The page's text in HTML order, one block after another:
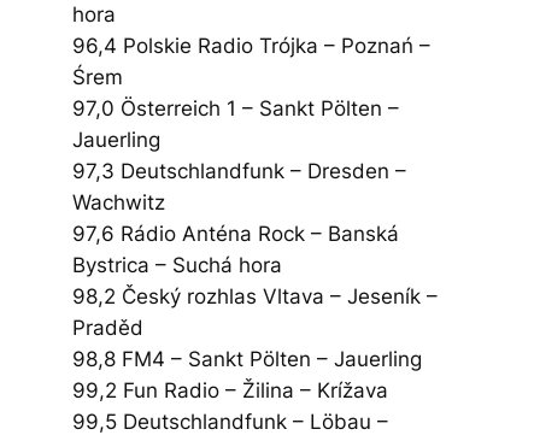
hora
96,4 Polskie Radio Trójka – Poznań –
Śrem
97,0 Österreich 1 – Sankt Pölten –
Jauerling
97,3 Deutschlandfunk – Dresden –
Wachwitz
97,6 Rádio Anténa Rock – Banská
Bystrica – Suchá hora
98,2 Český rozhlas Vltava – Jeseník –
Praděd
98,8 FM4 – Sankt Pölten – Jauerling
99,2 Fun Radio – Žilina – Krížava
99,5 Deutschlandfunk – Löbau –